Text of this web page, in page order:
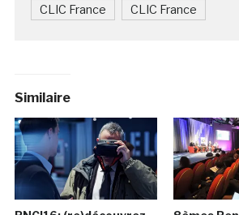
CLIC France CLIC France
Similaire